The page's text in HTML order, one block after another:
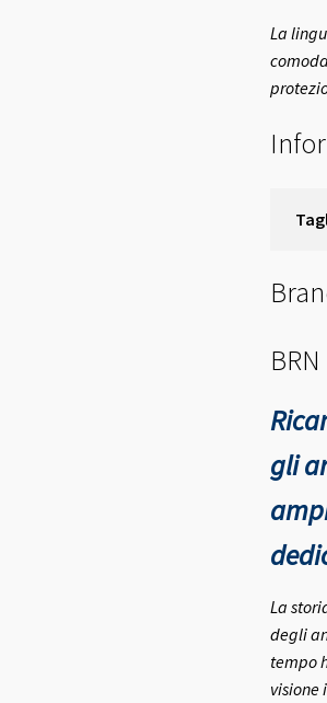
La
BRN
gli
La
degli
tempo
visione